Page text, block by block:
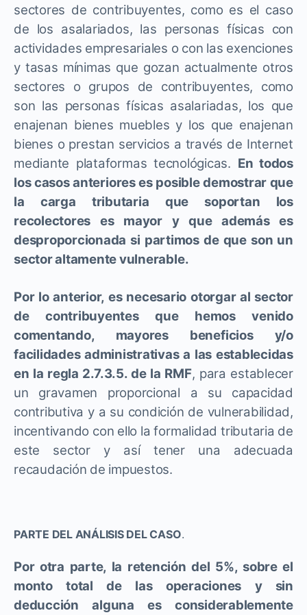
sectores de contribuyentes, como es el caso
de los asalariados, las personas físicas con
actividades empresariales o con las exenciones
y tasas mínimas que gozan actualmente otros
sectores o grupos de contribuyentes, como
son las personas físicas asalariadas, los que
enajenan bienes muebles y los que enajenan
bienes o prestan servicios a través de Internet
mediante plataformas tecnológicas. En todos
los casos anteriores es posible demostrar que
la carga tributaria que soportan los
recolectores es mayor y que además es
desproporcionada si partimos de que son un
sector altamente vulnerable.
Por lo anterior, es necesario otorgar al sector
de contribuyentes que hemos venido
comentando, mayores beneficios y/o
facilidades administrativas a las establecidas
en la regla 2.7.3.5. de la RMF, para establecer
un gravamen proporcional a su capacidad
contributiva y a su condición de vulnerabilidad,
incentivando con ello la formalidad tributaria de
este sector y así tener una adecuada
recaudación de impuestos.
PARTE DEL ANÁLISIS DEL CASO.
Por otra parte, la retención del 5%, sobre el
monto total de las operaciones y sin
deducción alguna es considerablemente